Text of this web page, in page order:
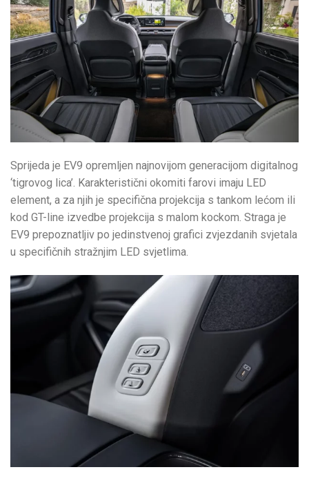
Sprijeda je EV9 opremljen najnovijom generacijom digitalnog
‘tigrovog lica’. Karakteristični okomiti farovi imaju LED
element, a za njih je specifična projekcija s tankom lećom ili
kod GT-line izvedbe projekcija s malom kockom. Straga je
EV9 prepoznatljiv po jedinstvenoj grafici zvjezdanih svjetala
u specifičnih stražnjim LED svjetlima.